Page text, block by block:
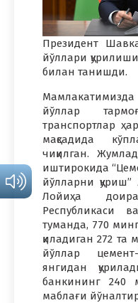
Президент
йўллари
билан танишди.
йўллар
транспортлар
мақсадида
чиқилган.
иштирокида
йўлларни қуриш”
Лойиҳа
Республикаси
туманда, 770
қиладиган 272 та
йўллар
янгидан
банкининг 240
маблағи